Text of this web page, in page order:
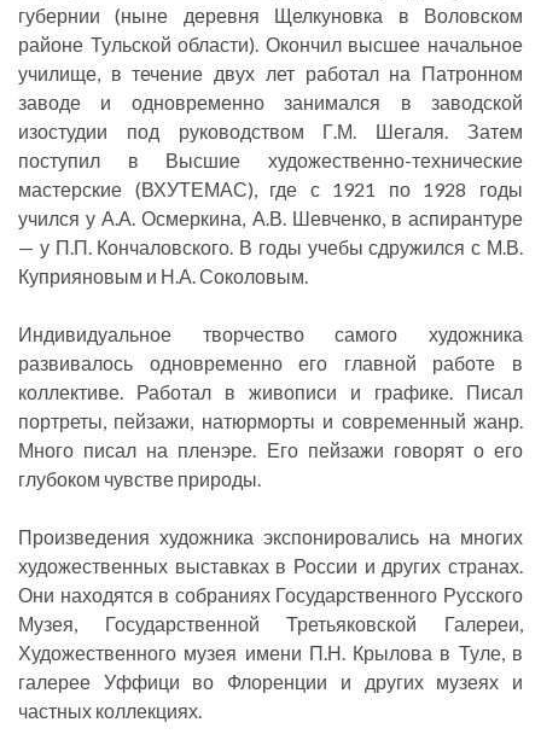
губернии (ныне деревня Щелкуновка в Воловском
районе Тульской области). Окончил высшее начальное
училище, в течение двух лет работал на Патронном
заводе и одновременно занимался в заводской
изостудии под руководством Г.М. Шегаля. Затем
поступил в Высшие художественно-технические
мастерские (ВХУТЕМАС), где с 1921 по 1928 годы
учился у А.А. Осмеркина, А.В. Шевченко, в аспирантуре
— у П.П. Кончаловского. В годы учебы сдружился с М.В.
Куприяновым и Н.А. Соколовым.
Индивидуальное творчество самого художника
развивалось одновременно его главной работе в
коллективе. Работал в живописи и графике. Писал
портреты, пейзажи, натюрморты и современный жанр.
Много писал на пленэре. Его пейзажи говорят о его
глубоком чувстве природы.
Произведения художника экспонировались на многих
художественных выставках в России и других странах.
Они находятся в собраниях Государственного Русского
Музея, Государственной Третьяковской Галереи,
Художественного музея имени П.Н. Крылова в Туле, в
галерее Уффици во Флоренции и других музеях и
частных коллекциях.